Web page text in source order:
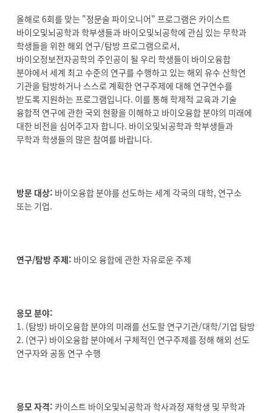
올해로 6회를 맞는 "정문술 파이오니어" 프로그램은 카이스트
바이오및뇌공학과 학부생들과 바이오및뇌공학에 관심 있는 무학과
학생들을 위한 해외 연구/탐방 프로그램으로서,
바이오정보전자공학의 주인공이 될 우리 학생들이 바이오융합
분야에서 세계 최고 수준의 연구를 수행하고 있는 해외 유수 산학연
기관을 탐방하거나 스스로 계획한 연구주제에 대해 연구연수를
받도록 지원하는 프로그램입니다. 이를 통해 학제적 교육과 기술
융합적 연구에 관한 국외 현황을 이해하고 바이오융합 분야의 미래에
대한 비전을 심어주고자 합니다. 바이오및뇌공학과 학부생들과
무학과 학생들의 많은 참여를 바랍니다.
방문 대상: 바이오융합 분야를 선도하는 세계 각국의 대학, 연구소
또는 기업.
연구/탐방 주제: 바이오 융합에 관한 자유로운 주제
응모 분야:
1. (탐방) 바이오융합 분야의 미래를 선도할 연구기관/대학/기업 탐방
2. (연구) 바이오융합 분야에서 구체적인 연구주제를 정해 해외 선도
연구자와 공동 연구 수행
응모 자격: 카이스트 바이오및뇌공학과 학사과정 재학생 및 무학과